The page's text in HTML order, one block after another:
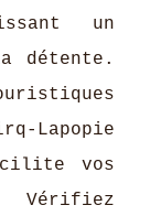
un
détente.
Lapopie
vos
Vérifiez